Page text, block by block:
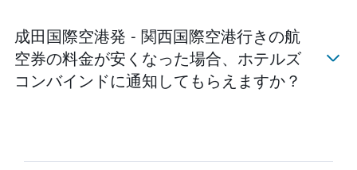
成田国際空港発 - 関西国際空港行きの航
空券の料金が安くなった場合、ホテルズ
コンバインド​に通知してもらえますか？